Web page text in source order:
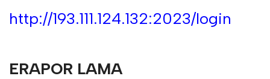
http://193.111.124.132:2023/login
ERAPOR LAMA